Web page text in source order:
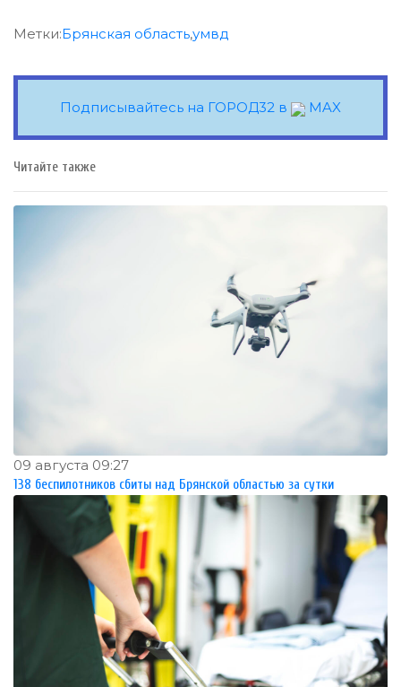
Метки:Брянская область,умвд
Подписывайтесь на ГОРОД32 в MAX
Читайте также
09 августа 09:27
138 беспилотников сбиты над Брянской областью за сутки